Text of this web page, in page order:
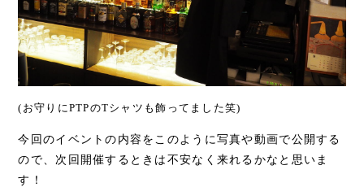
(お守りにPTPのTシャツも飾ってました笑)
今回のイベントの内容をこのように写真や動画で公開する
ので、次回開催するときは不安なく来れるかなと思いま
す！